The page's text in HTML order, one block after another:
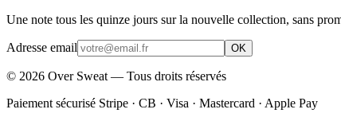
Une note tous les quinze jours sur la nouvelle collection, sans
Adresse email OK
© 2026 Over Sweat — Tous droits réservés
Paiement sécurisé Stripe · CB · Visa · Mastercard · Apple Pay